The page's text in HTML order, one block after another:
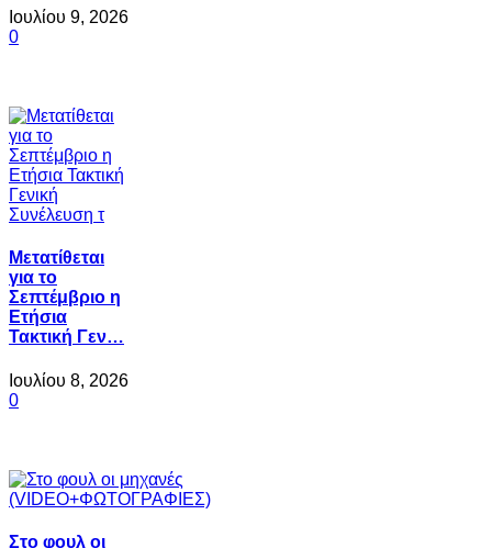
Ιουλίου 9, 2026
0
Μετατίθεται
για το
Σεπτέμβριο η
Ετήσια
Τακτική Γεν…
Ιουλίου 8, 2026
0
Στο φουλ οι